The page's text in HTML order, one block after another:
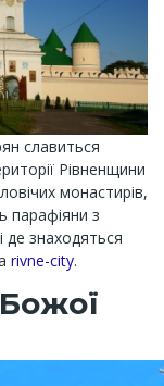
славиться
Рівненщини
монастирів,
парафіяни з
де знаходяться
rivne-city.